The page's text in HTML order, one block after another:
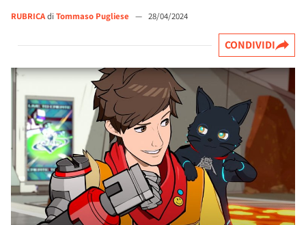
RUBRICAdi Tommaso Pugliese — 28/04/2024
CONDIVIDI